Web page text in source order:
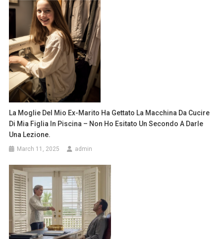
La Moglie Del Mio Ex-Marito Ha Gettato La Macchina Da Cucire
Di Mia Figlia In Piscina – Non Ho Esitato Un Secondo A Darle
Una Lezione.
March 11, 2025 admin